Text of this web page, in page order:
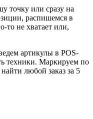
точку или сразу на
распишемся в
то не хватает или,
артикулы в POS-
техники. Маркируем по
любой заказ за 5